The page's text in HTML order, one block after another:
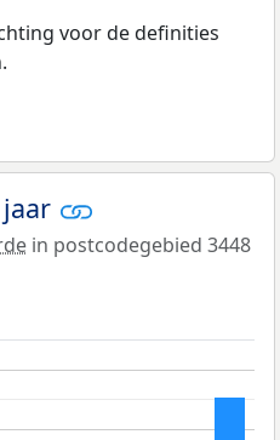
voor de definities
in postcodegebied 3448